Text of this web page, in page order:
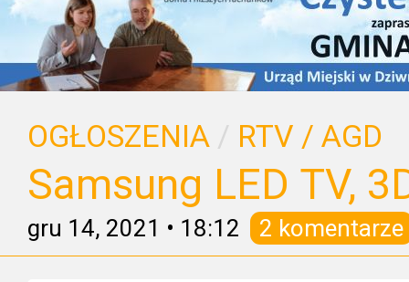
OGŁOSZENIA / RTV / AGD
Samsung LED TV,
gru 14, 2021 • 18:12 2 komentarze